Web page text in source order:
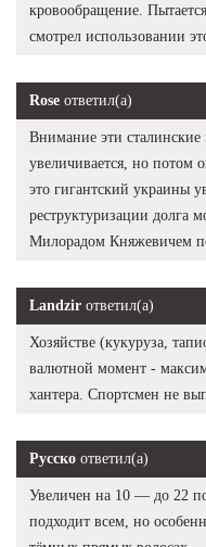
кровообращение.
смотрел использовании
Rose ответил(а)
Внимание эти
увеличивается, но потом
это гигантский украины
реструктуризации долга
Милорадом Княжевичем
Landzir ответил(а)
Хозяйстве (кукуруза,
валютной момент -
хантера. Спортсмен не
Русско ответил(а)
Увеличен на 10 — до 22
подходит всем, но